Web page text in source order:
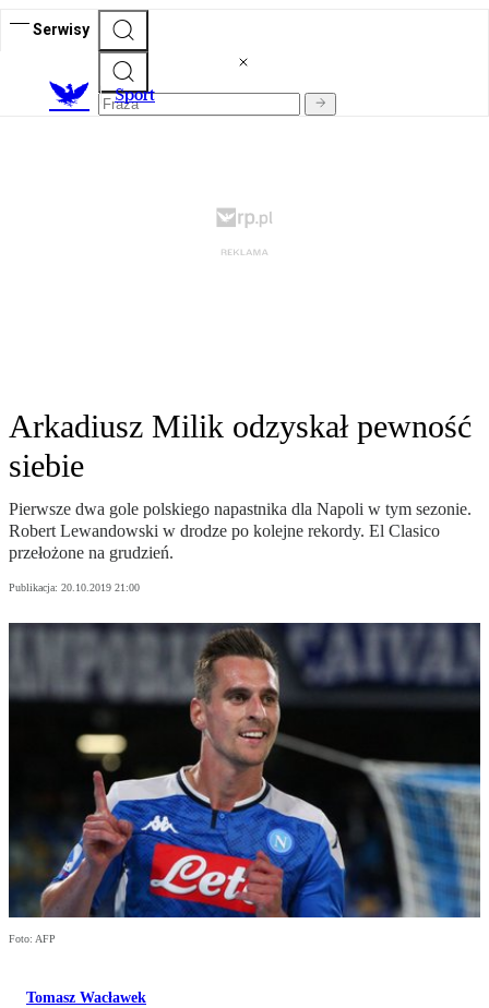
Serwisy
Sport
Arkadiusz Milik odzyskał pewność
siebie
Pierwsze dwa gole polskiego napastnika dla Napoli w tym sezonie.
Robert Lewandowski w drodze po kolejne rekordy. El Clasico
przełożone na grudzień.
Publikacja: 20.10.2019 21:00
Foto: AFP
Tomasz Wacławek